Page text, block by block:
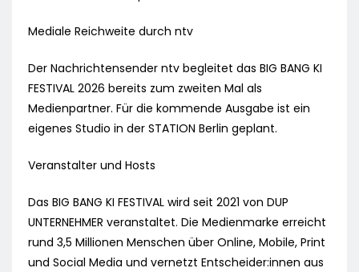
Mediale Reichweite durch ntv
Der Nachrichtensender ntv begleitet das BIG BANG KI
FESTIVAL 2026 bereits zum zweiten Mal als
Medienpartner. Für die kommende Ausgabe ist ein
eigenes Studio in der STATION Berlin geplant.
Veranstalter und Hosts
Das BIG BANG KI FESTIVAL wird seit 2021 von DUP
UNTERNEHMER veranstaltet. Die Medienmarke erreicht
rund 3,5 Millionen Menschen über Online, Mobile, Print
und Social Media und vernetzt Entscheider:innen aus